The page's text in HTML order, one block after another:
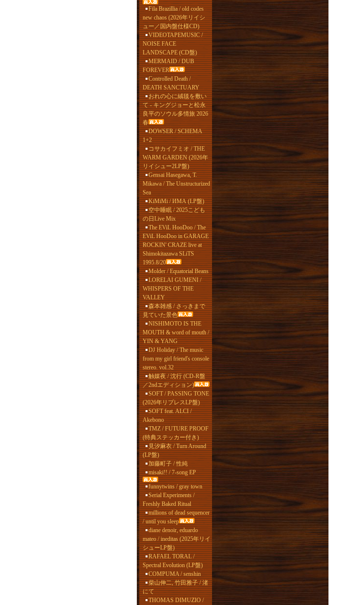
Fila Brazillia / old codes
new chaos (2026年リイシ
ュー／国内盤仕様CD)
VIDEOTAPEMUSIC /
NOISE FACE
LANDSCAPE (CD盤)
MERMAID / DUB
FOREVER
Controlled Death /
DEATH SANCTUARY
おれの心に絨毯を敷い
て - キングジョーと松永
良平のソウル多情旅 2026
春
DOWSER / SCHEMA
1+2
コサカイフミオ / THE
WARM GARDEN (2026年
リイシュー2LP盤)
Gensai Hasegawa, T.
Mikawa / The Unstructurized
Sea
KiMiMi / ИМА (LP盤)
空中睡眠 / 2025こども
の日Live Mix
The EViL HooDoo / The
EViL HooDoo in GARAGE
ROCKIN' CRAZE live at
Shimokitazawa SLiTS
1995.8/20
Molder / Equatorial Beans
LORELAI GUMENI /
WHISPERS OF THE
VALLEY
森本雑感 / さっきまで
見ていた景色
NISHIMOTO IS THE
MOUTH & word of mouth /
YIN & YANG
DJ Holiday / The music
from my girl friend's console
stereo. vol.32
触媒夜 / 沈行 (CD-R盤
／2ndエディション)
SOFT / PASSING TONE
(2026年リプレスLP盤)
SOFT feat. ALCI /
Akebono
TMZ / FUTURE PROOF
(特典ステッカー付き)
見汐麻衣 / Turn Around
(LP盤)
加藤町子 / 性純
misaki!! / 7-song EP
funnytwins / gray town
Serial Experiments /
Freshly Baked Ritual
millions of dead sequencer
/ until you sleep
diane denoir, eduardo
mateo / ineditas (2025年リイ
シューLP盤)
RAFAEL TORAL /
Spectral Evolution (LP盤)
COMPUMA / senshin
柴山伸二, 竹田雅子 / 渚
にて
THOMAS DIMUZIO /